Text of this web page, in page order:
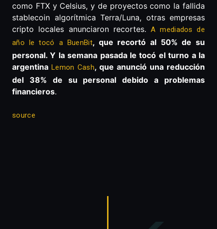
como FTX y Celsius, y de proyectos como la fallida
stablecoin algorítmica Terra/Luna, otras empresas
cripto locales anunciaron recortes.A mediados de
año le tocó a BuenBit, que recortó al 50% de su
personal. Y la semana pasada le tocó el turno a la
argentina Lemon Cash, que anunció una reducción
del 38% de su personal debido a problemas
financieros.
source